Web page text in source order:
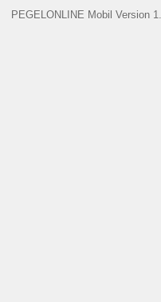
PEGELONLINE Mobil Version